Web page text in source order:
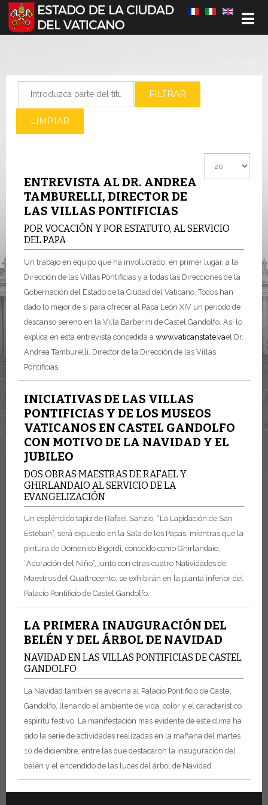
Seleccione su idioma
FILTRAR
LIMPIAR
ENTREVISTA AL DR. ANDREA
TAMBURELLI, DIRECTOR DE
LAS VILLAS PONTIFICIAS
POR VOCACIÓN Y POR ESTATUTO, AL SERVICIO
DEL PAPA
Un trabajo en equipo que ha involucrado, en primer lugar, a la
Dirección de las Villas Pontificias y a todas las Direcciones de la
Gobernación del Estado de la Ciudad del Vaticano. Todos han
dado lo mejor de sí para ofrecer al Papa León XIV un periodo de
descanso sereno en la Villa Barberini de Castel Gandolfo. Así lo
explica en esta entrevista concedida a www.vaticanstate.vael Dr.
Andrea Tamburelli, Director de la Dirección de las Villas
Pontificias.
INICIATIVAS DE LAS VILLAS
PONTIFICIAS Y DE LOS MUSEOS
VATICANOS EN CASTEL GANDOLFO
CON MOTIVO DE LA NAVIDAD Y EL
JUBILEO
DOS OBRAS MAESTRAS DE RAFAEL Y
GHIRLANDAIO AL SERVICIO DE LA
EVANGELIZACIÓN
Un espléndido tapiz de Rafael Sanzio, “La Lapidación de San
Esteban”, será expuesto en la Sala de los Papas, mientras que la
pintura de Domenico Bigordi, conocido como Ghirlandaio,
“Adoración del Niño”, junto con otras cuatro Natividades de
Maestros del Quattrocento, se exhibirán en la planta inferior del
Palacio Pontificio de Castel Gandolfo.
LA PRIMERA INAUGURACIÓN DEL
BELÉN Y DEL ÁRBOL DE NAVIDAD
NAVIDAD EN LAS VILLAS PONTIFICIAS DE CASTEL
GANDOLFO
La Navidad también se avecina al Palacio Pontificio de Castel
Gandolfo, llenando el ambiente de vida, color y el característico
espíritu festivo. La manifestación más evidente de este clima ha
sido la serie de actividades realizadas en la mañana del martes
10 de diciembre, entre las que destacaron la inauguración del
belén y el encendido de las luces del árbol de Navidad.